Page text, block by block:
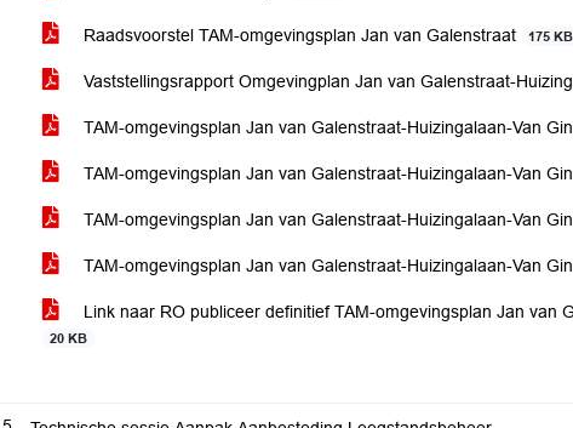
Raadsvoorstel TAM-omgevingsplan Jan van Galenstraat 175 KB
Vaststellingsrapport Omgevingplan Jan van Galenstraat-
TAM-omgevingsplan Jan van Galenstraat-Huizingalaan-Van
TAM-omgevingsplan Jan van Galenstraat-Huizingalaan-Van
TAM-omgevingsplan Jan van Galenstraat-Huizingalaan-Van
TAM-omgevingsplan Jan van Galenstraat-Huizingalaan-Van
Link naar RO publiceer definitief TAM-omgevingsplan Jan van
20 KB